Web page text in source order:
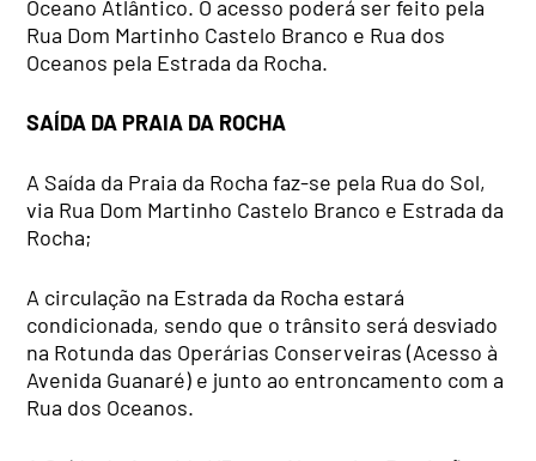
Oceano Atlântico. O acesso poderá ser feito pela
Rua Dom Martinho Castelo Branco e Rua dos
Oceanos pela Estrada da Rocha.
SAÍDA DA PRAIA DA ROCHA
A Saída da Praia da Rocha faz-se pela Rua do Sol,
via Rua Dom Martinho Castelo Branco e Estrada da
Rocha;
A circulação na Estrada da Rocha estará
condicionada, sendo que o trânsito será desviado
na Rotunda das Operárias Conserveiras (Acesso à
Avenida Guanaré) e junto ao entroncamento com a
Rua dos Oceanos.